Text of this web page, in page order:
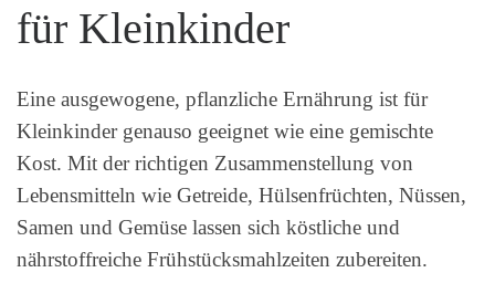
für Kleinkinder
Eine ausgewogene, pflanzliche Ernährung ist für
Kleinkinder genauso geeignet wie eine gemischte
Kost. Mit der richtigen Zusammenstellung von
Lebensmitteln wie Getreide, Hülsenfrüchten, Nüssen,
Samen und Gemüse lassen sich köstliche und
nährstoffreiche Frühstücksmahlzeiten zubereiten.